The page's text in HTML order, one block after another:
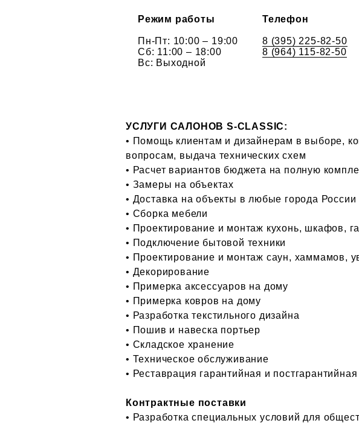
Режим работы
Пн-Пт: 10:00 – 19:00
Сб: 11:00 – 18:00
Вс: Выходной
Телефон
8 (395) 225-82-50
8 (964) 115-82-50
УСЛУГИ САЛОНОВ S-CLASSIC:
• Помощь клиентам и дизайнерам в выборе,
вопросам, выдача технических схем
• Расчет вариантов бюджета на полную
• Замеры на объектах
• Доставка на объекты в любые города России
• Сборка мебели
• Проектирование и монтаж кухонь, шкафов,
• Подключение бытовой техники
• Проектирование и монтаж саун, хаммамов,
• Декорирование
• Примерка аксессуаров на дому
• Примерка ковров на дому
• Разработка текстильного дизайна
• Пошив и навеска портьер
• Складское хранение
• Техническое обслуживание
• Реставрация гарантийная и постгарантийная
Контрактные поставки
• Разработка специальных условий для